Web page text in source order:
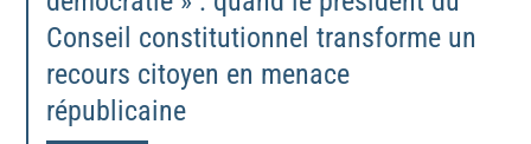
Conseil constitutionnel transforme un
recours citoyen en menace
républicaine